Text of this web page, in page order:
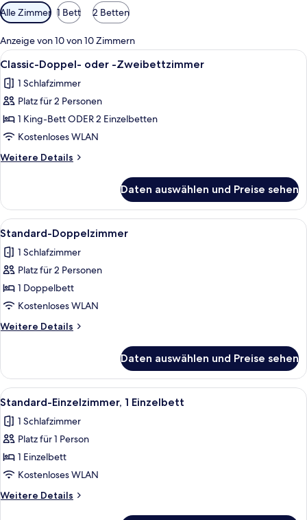
Verfügbare
Filter
für
Zimmer
Alle Zimmer 1 Bett 2 Betten
Anzeige von 10 von 10 Zimmern
Alle
Fotos
für
Classic-
Doppel-
oder
-
Zweibettzimmer
Ein Schlafzimmer mit zwei
1
Classic-Doppel- oder -Zweibettzimmer
1 Schlafzimmer
Platz für 2 Personen
1 King-Bett ODER 2 Einzelbetten
Kostenloses WLAN
Weitere Details
Weitere
Doppel-
oder
-
Zweibettzimmer
Daten auswählen und Preise sehen
Alle
Fotos
für
Standard-
Doppelzimmer
anzeigen
Ein ordentlich bezogenes Bett mit
1
Standard-Doppelzimmer
1 Schlafzimmer
Platz für 2 Personen
1 Doppelbett
Kostenloses WLAN
Weitere Details
Weitere
Doppelzimmer
Daten auswählen und Preise sehen
Alle
Fotos
für
Standard-
Einzelzimmer,
1 Einzelbett
anzeigen
Ein Schlafzimmer mit Bett,
1
Standard-Einzelzimmer, 1 Einzelbett
1 Schlafzimmer
Platz für 1 Person
1 Einzelbett
Kostenloses WLAN
Weitere Details
Weitere